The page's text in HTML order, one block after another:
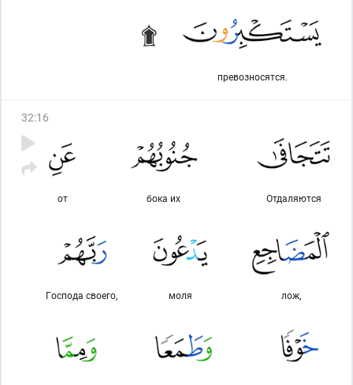
превозносятся.
32:16
Отдаляются
бока их
от
лож,
моля
Господа своего,